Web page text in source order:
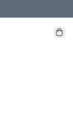
8折】
折/3件85折】
件或以上8折】
户資料填上生日日期啦 !